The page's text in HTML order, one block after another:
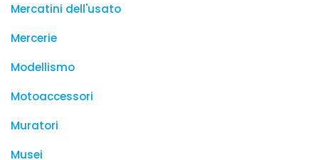
Mercatini dell'usato
Mercerie
Modellismo
Motoaccessori
Muratori
Musei